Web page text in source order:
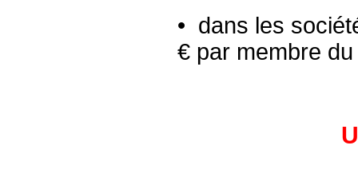
• dans les
€ par membre